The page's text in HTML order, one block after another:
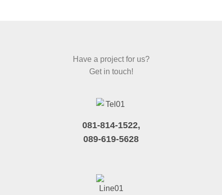
Have a project for us?
Get in touch!
081-814-1522,
089-619-5628